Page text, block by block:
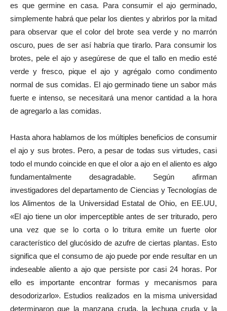
es que germine en casa. Para consumir el ajo germinado,
simplemente habrá que pelar los dientes y abrirlos por la mitad
para observar que el color del brote sea verde y no marrón
oscuro, pues de ser así habría que tirarlo. Para consumir los
brotes, pele el ajo y asegúrese de que el tallo en medio esté
verde y fresco, pique el ajo y agrégalo como condimento
normal de sus comidas. El ajo germinado tiene un sabor más
fuerte e intenso, se necesitará una menor cantidad a la hora
de agregarlo a las comidas.
Hasta ahora hablamos de los múltiples beneficios de consumir
el ajo y sus brotes. Pero, a pesar de todas sus virtudes, casi
todo el mundo coincide en que el olor a ajo en el aliento es algo
fundamentalmente desagradable. Según afirman
investigadores del departamento de Ciencias y Tecnologías de
los Alimentos de la Universidad Estatal de Ohio, en EE.UU,
«El ajo tiene un olor imperceptible antes de ser triturado, pero
una vez que se lo corta o lo tritura emite un fuerte olor
característico del glucósido de azufre de ciertas plantas. Esto
significa que el consumo de ajo puede por ende resultar en un
indeseable aliento a ajo que persiste por casi 24 horas. Por
ello es importante encontrar formas y mecanismos para
desodorizarlo». Estudios realizados en la misma universidad
determinaron que la manzana cruda, la lechuga cruda y la